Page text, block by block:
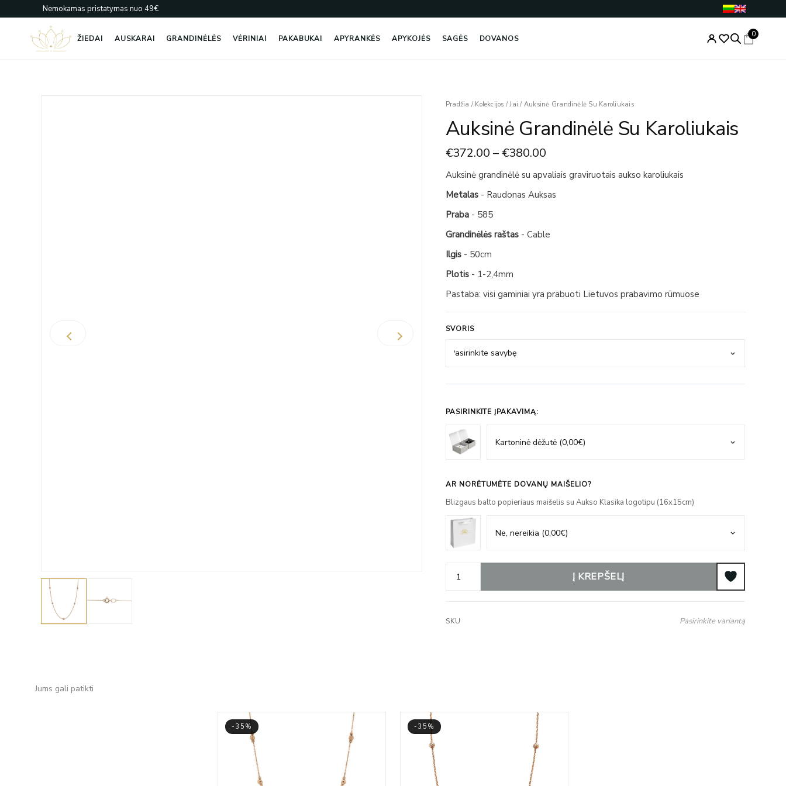
prie
Nemokamas pristatymas nuo 49€
ŽIEDAI AUSKARAI GRANDINĖLĖS VĖRINIAI PAKABUKAI APYRANKĖS APYKOJĖS SAGĖS DOVANOS 0
Pradžia / Kolekcijos / Jai /Auksinė Grandinėlė Su Karoliukais
Auksinė Grandinėlė Su Karoliukais
€372.00 – €380.00
Price
€372.00
€380.00
Auksinė grandinėlė su apvaliais graviruotais aukso karoliukais
Metalas- Raudonas Auksas
Praba- 585
Grandinėlės raštas- Cable
Ilgis- 50cm
Plotis- 1-2,4mm
Pastaba: visi gaminiai yra prabuoti Lietuvos prabavimo rūmuose
SVORIS
PASIRINKITE ĮPAKAVIMĄ:
AR NORĖTUMĖTE DOVANŲ MAIŠELIO?
Blizgaus balto popieriaus maišelis su Aukso Klasika logotipu (16x15cm)
produkto
Auksinė
Su
Karoliukais
Į KREPŠELĮ
SKU Pasirinkite variantą
Jums gali patikti
-35% -35%